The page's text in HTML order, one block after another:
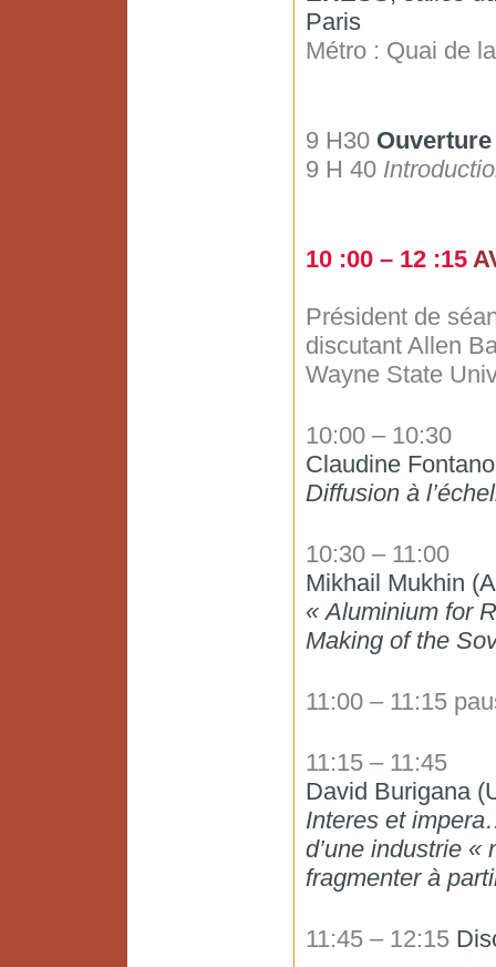
Paris
Métro : Quai de
9 H30 Ouverture
9 H 40
10 :00 – 12 :15
Président de
discutant Allen
Wayne State
10:00 – 10:30
Claudine
Diffusion à
10:30 – 11:00
Mikhail Mukhin
« Aluminium for
Making of the
11:00 – 11:15
11:15 – 11:45
David Burigana
Interes et
d’une industrie «
fragmenter à
11:45 – 12:15